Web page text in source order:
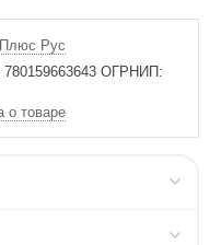
Рус
ОГРНИП:
о товаре